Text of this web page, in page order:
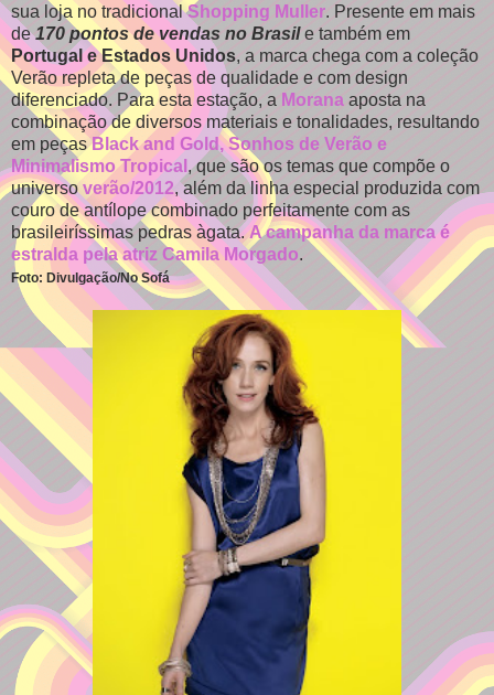
sua loja no tradicionalShopping Muller. Presente em mais
de170 pontos de vendas no Brasile também em
Portugal e Estados Unidos, a marca chega com a coleção
Verão repleta de peças de qualidade e com design
diferenciado. Para esta estação, a Morana aposta na
combinação de diversos materiais e tonalidades, resultando
em peçasBlack and Gold, Sonhos de Verão e
Minimalismo Tropical , que são os temas que compõe o
universoverão/2012, além da linha especial produzida com
couro de antílope combinado perfeitamente com as
brasileiríssimas pedras àgata.A campanha da marca é
estralda pela atriz Camila Morgado.
Foto: Divulgação/No Sofá